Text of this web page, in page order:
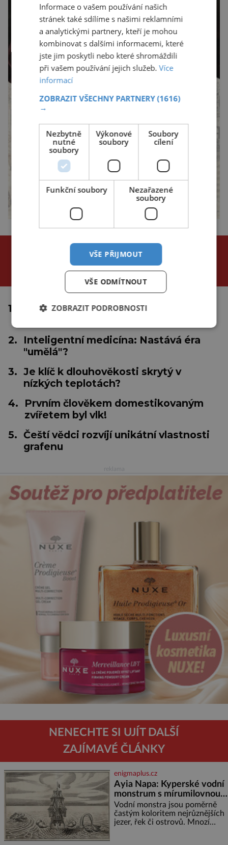
NEJČTENĚJŠÍ ČLÁNKY
za poslední
24 hodin 3 dny týden
1.
Proč se tropické cyklóny netvoří u
2.
Inteligentní medicína: Nastává éra
"umělá"?
3. Je klíč k dlouhověkosti skrytý v
nízkých teplotách?
4.
Prvním člověkem domestikovaným
zvířetem byl vlk!
5. Čeští vědci rozvíjí unikátní vlastnosti
grafenu
NENECHTE SI UJÍT DALŠÍ
ZAJÍMAVÉ ČLÁNKY
enigmaplus.cz
Ayia Napa: Kyperské vodní
monstrum s mírumilovnou
povahou
Vodní monstra jsou poměrně
častým koloritem nejrůznějších
jezer, řek či ostrovů. Mnozí
Informace o vašem používání našich
stránek také sdílíme s našimi reklamními
a analytickými partnery, kteří je mohou
kombinovat s dalšími informacemi, které
jste jim poskytli nebo které shromáždili
při vašem používání jejich služeb.Více
informací
ZOBRAZIT VŠECHNY PARTNERY(1616)
→
Nezbytně
nutné
soubory
Výkonové
soubory
Soubory
cílení
Funkční soubory
Nezařazené
soubory
VŠE PŘIJMOUT
VŠE ODMÍTNOUT
ZOBRAZIT PODROBNOSTI